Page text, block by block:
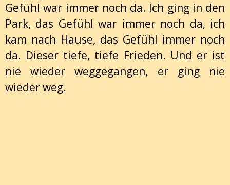
Gefühl war immer noch da. Ich ging in den
Park, das Gefühl war immer noch da, ich
kam nach Hause, das Gefühl immer noch
da. Dieser tiefe, tiefe Frieden. Und er ist
nie wieder weggegangen, er ging nie
wieder weg.